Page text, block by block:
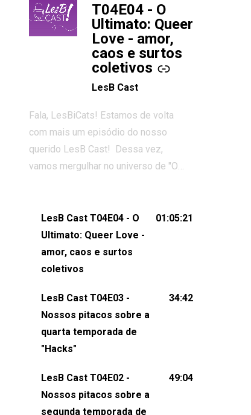
T04E04 - O
Ultimato: Queer
Love - amor,
caos e surtos
coletivos
LesB Cast
Fala, LesBiCats! Estamos de volta
com mais um episódio do nosso
querido LesB Cast! Dessa vez,
vamos mergulhar no universo de "O
e levantou debates intensos sobre
relacionamentos queer. Vem com a
gente comentar os melhores
momentos, as maiores confusões e,
pensar (e rir) sobre amor sáfico!Você
também pode participar dessa
conversa mandando sugestões de
pauta, comentários, perguntas ou
e-mail para podcast@lesbout.com.br. E
LesB Cast T04E04 - O
Ultimato: Queer Love -
amor, caos e surtos
coletivos
01:05:21
LesB Cast T04E03 -
Nossos pitacos sobre a
quarta temporada de
"Hacks"
34:42
LesB Cast T04E02 -
Nossos pitacos sobre a
segunda temporada de
49:04